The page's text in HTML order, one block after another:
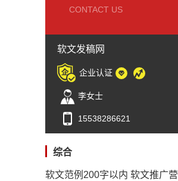
CONTACT US
软文发稿网
企业认证
李女士
15538286621
综合
软文范例200字以内 软文推广